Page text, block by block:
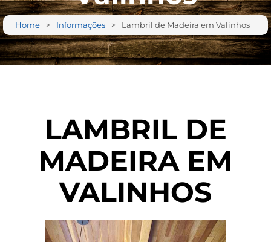
Home Informações Lambril de Madeira em Valinhos
LAMBRIL DE
MADEIRA EM
VALINHOS